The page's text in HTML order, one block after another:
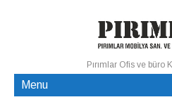
Pırımlar Ofis ve büro
Menu